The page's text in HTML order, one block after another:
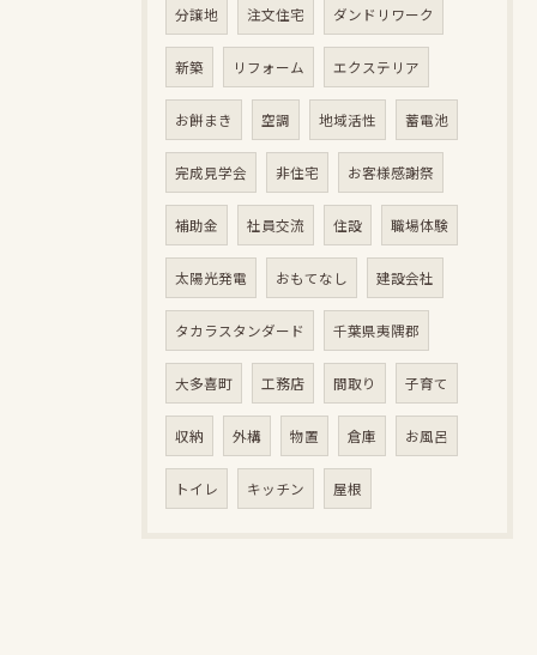
分譲地 注文住宅 ダンドリワーク
新築 リフォーム エクステリア
お餅まき 空調 地域活性 蓄電池
完成見学会 非住宅 お客様感謝祭
補助金 社員交流 住設 職場体験
太陽光発電 おもてなし 建設会社
タカラスタンダード 千葉県夷隅郡
大多喜町 工務店 間取り 子育て
収納 外構 物置 倉庫 お風呂
トイレ キッチン 屋根